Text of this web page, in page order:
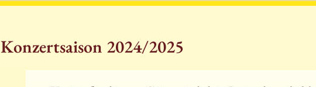
Konzertsaison 2024/2025